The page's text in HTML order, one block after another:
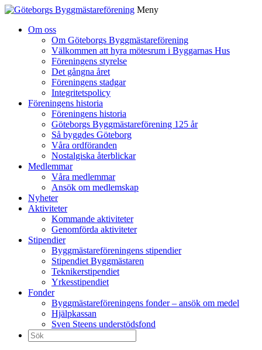
Meny
Om oss
Om Göteborgs Byggmästareförening
Välkommen att hyra mötesrum i Byggarnas Hus
Föreningens styrelse
Det gångna året
Föreningens stadgar
Integritetspolicy
Föreningens historia
Föreningens historia
Göteborgs Byggmästareförening 125 år
Så byggdes Göteborg
Våra ordföranden
Nostalgiska återblickar
Medlemmar
Våra medlemmar
Ansök om medlemskap
Nyheter
Aktiviteter
Kommande aktiviteter
Genomförda aktiviteter
Stipendier
Byggmästareföreningens stipendier
Stipendiet Byggmästaren
Teknikerstipendiet
Yrkesstipendiet
Fonder
Byggmästareföreningens fonder – ansök om medel
Hjälpkassan
Sven Steens understödsfond
Sök
efter: